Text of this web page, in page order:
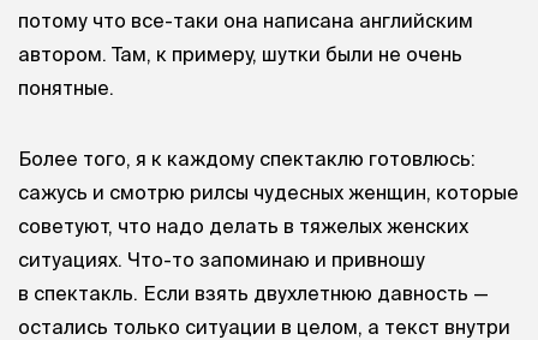
потому что все-таки она написана английским
автором. Там, к примеру, шутки были не очень
понятные.
Более того, я к каждому спектаклю готовлюсь:
сажусь и смотрю рилсы чудесных женщин, которые
советуют, что надо делать в тяжелых женских
ситуациях. Что-то запоминаю и привношу
в спектакль. Если взять двухлетнюю давность —
остались только ситуации в целом, а текст внутри